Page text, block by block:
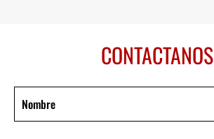
CONTACTANOS